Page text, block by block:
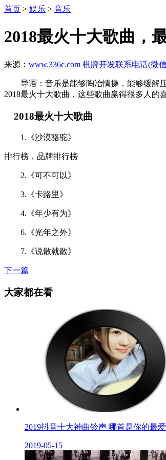
首页 > 娱乐 > 音乐
2018最火十大歌曲，
来源： www.336c.com 棋牌开发联系电话(微
导语：音乐是能够陶冶情操，能够缓解压
2018最火十大歌曲，这些歌曲赢得很多人的
2018最火十大歌曲
1.《沙漠骆驼》
排行榜，品牌排行榜
2.《可不可以》
3.《卡路里》
4.《年少有为》
6.《光年之外》
7.《说散就散》
下一篇
大家都在看
2019抖音十大神曲铃声 哪首是你的最
2019-05-15